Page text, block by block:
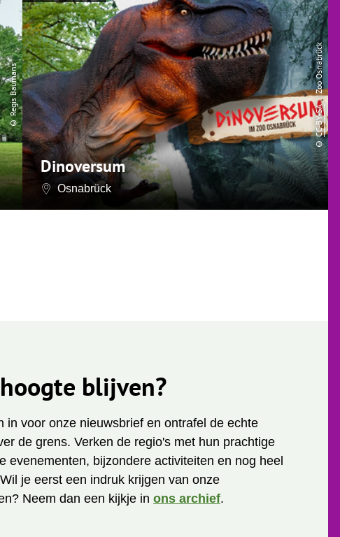
© Regis Baumans
Dinoversum
Osnabrück
©
CC-BY-SA
| Zoo Osnabrück
blijven?
in voor onze nieuwsbrief en ontrafel de echte
de grens. Verken de regio's met hun prachtige
evenementen, bijzondere activiteiten en nog heel
je eerst een indruk krijgen van onze
Neem dan een kijkje in ons archief.